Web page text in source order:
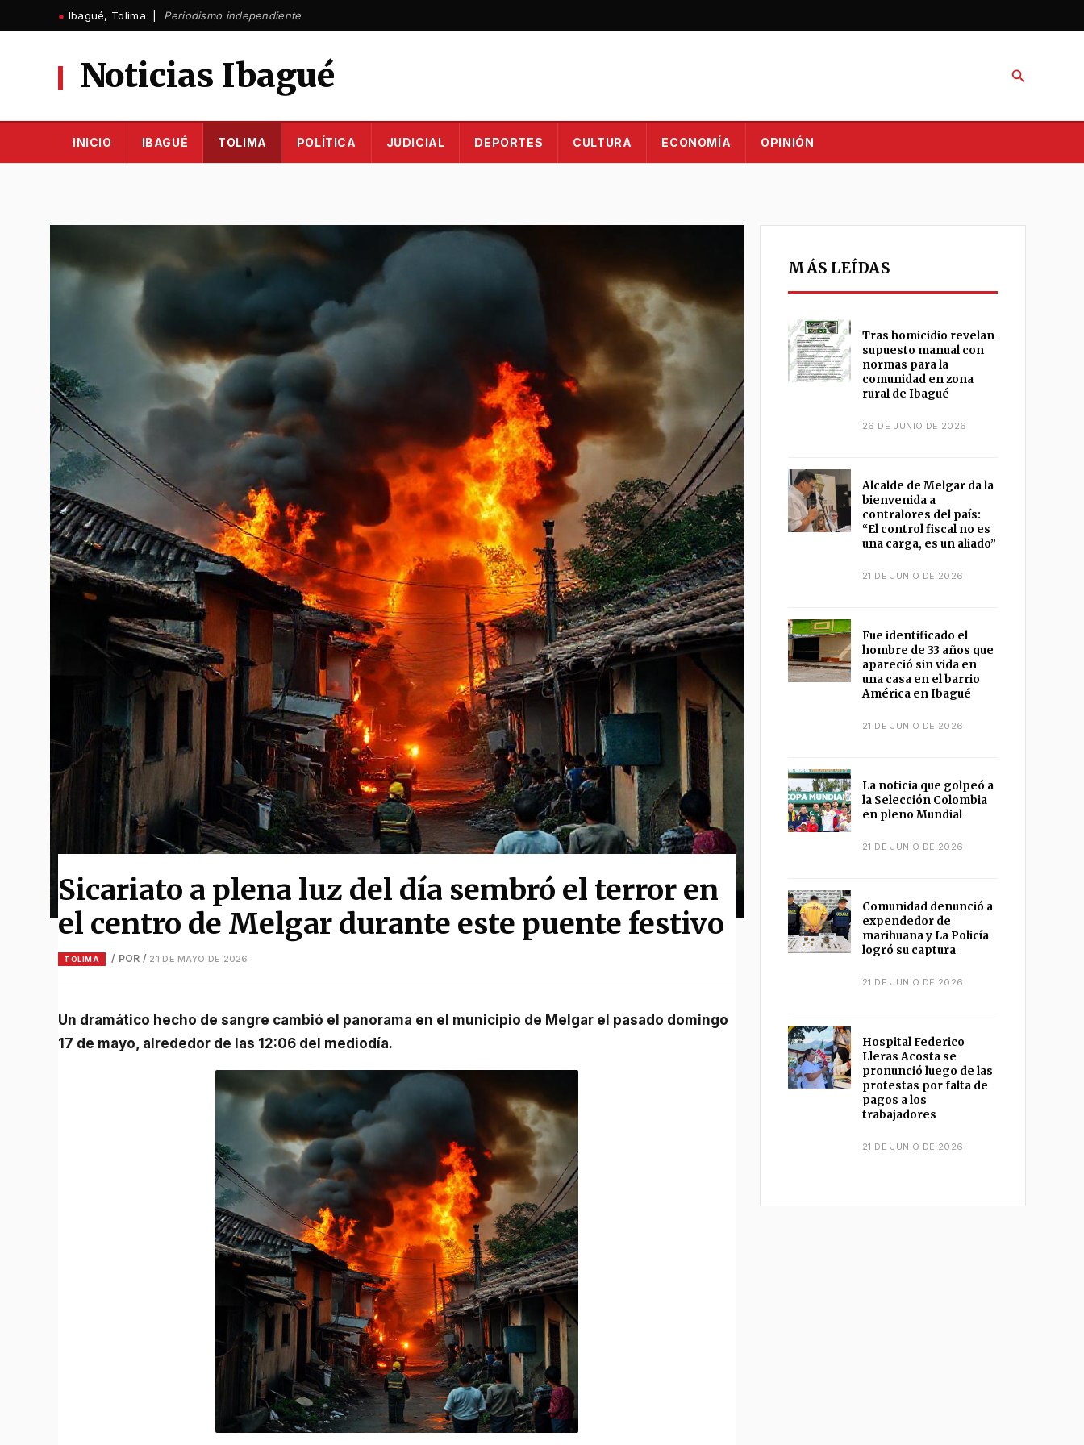
al
● Ibagué, Tolima | Periodismo independiente
Noticias Ibagué Buscar
INICIO IBAGUÉ TOLIMA POLÍTICA JUDICIAL DEPORTES CULTURA ECONOMÍA OPINIÓN
Sicariato a plena luz del día sembró el terror en
el centro de Melgar durante este puente festivo
TOLIMA / POR / 21 DE MAYO DE 2026
Un dramático hecho de sangre cambió el panorama en el municipio de Melgar el pasado domingo
17 de mayo, alrededor de las 12:06 del mediodía.
MÁS LEÍDAS
Tras homicidio revelan
supuesto manual con
normas para la
comunidad en zona
rural de Ibagué
26 DE JUNIO DE 2026
Alcalde de Melgar da la
bienvenida a
contralores del país:
“El control fiscal no es
una carga, es un aliado”
21 DE JUNIO DE 2026
Fue identificado el
hombre de 33 años que
apareció sin vida en
una casa en el barrio
América en Ibagué
21 DE JUNIO DE 2026
La noticia que golpeó a
la Selección Colombia
en pleno Mundial
21 DE JUNIO DE 2026
Comunidad denunció a
expendedor de
marihuana y La Policía
logró su captura
21 DE JUNIO DE 2026
Hospital Federico
Lleras Acosta se
pronunció luego de las
protestas por falta de
pagos a los
trabajadores
21 DE JUNIO DE 2026